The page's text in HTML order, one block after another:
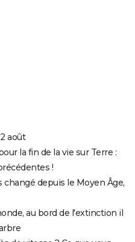
août
la fin de la vie sur Terre :
!
changé depuis le Moyen Âge,
au bord de l'extinction il